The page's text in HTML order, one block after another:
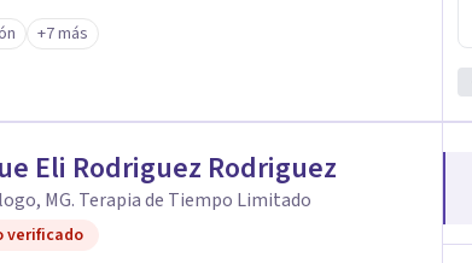
sus potencialidades internas hasta
tus conflictos, logrando trabajar en equipo en
individual.
+7 más
Eli Rodriguez Rodriguez
MG. Terapia de Tiempo Limitado
verificado